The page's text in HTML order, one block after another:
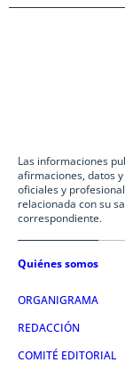
Las informaciones
afirmaciones, datos
oficiales y
relacionada con su
correspondiente.
Quiénes somos
ORGANIGRAMA
REDACCIÓN
COMITÉ EDITORIAL